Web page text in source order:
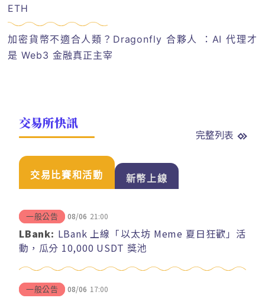
ETH
加密貨幣不適合人類？Dragonfly 合夥人 ：AI 代理才
是 Web3 金融真正主宰
交易所快訊
完整列表
交易比賽和活動 新幣上線
一般公告 08/06 21:00
LBank: LBank 上線「以太坊 Meme 夏日狂歡」活
動，瓜分 10,000 USDT 獎池
一般公告 08/06 17:00